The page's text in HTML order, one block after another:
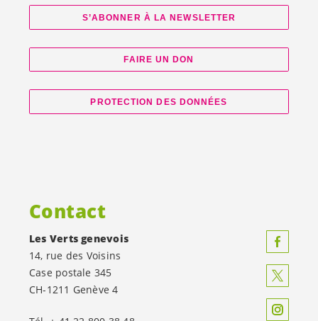
S’ABONNER À LA NEWSLETTER
FAIRE UN DON
PROTECTION DES DONNÉES
Contact
Les Verts genevois
14, rue des Voisins
Case postale 345
CH-1211 Genève 4